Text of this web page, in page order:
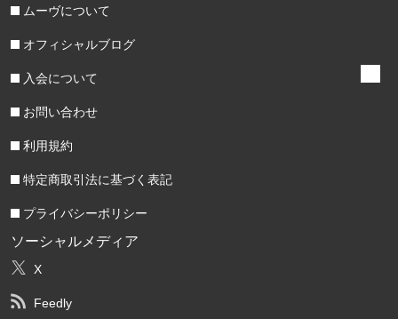
ムーヴについて
オフィシャルブログ
入会について
お問い合わせ
利用規約
特定商取引法に基づく表記
プライバシーポリシー
ソーシャルメディア
X
Feedly